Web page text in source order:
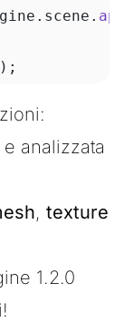
analizzata
, texture
1.2.0